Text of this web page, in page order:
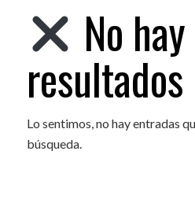
No hay
resultados
Lo sentimos, no hay entradas
búsqueda.